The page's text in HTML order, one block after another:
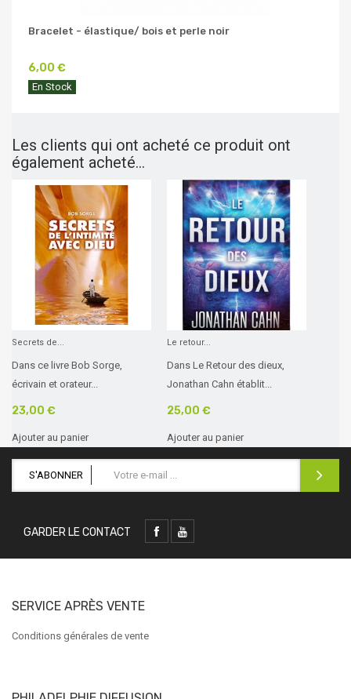
Bracelet - élastique/ bois et perle noir
6,00 €
En Stock
Les clients qui ont acheté ce produit ont
également acheté...
Secrets de...
Dans ce livre Bob Sorge,
écrivain et orateur...
23,00 €
Ajouter au panier
Le retour...
Dans Le Retour des dieux,
Jonathan Cahn établit...
25,00 €
Ajouter au panier
S'ABONNER
GARDER LE CONTACT
SERVICE APRÈS VENTE
Conditions générales de vente